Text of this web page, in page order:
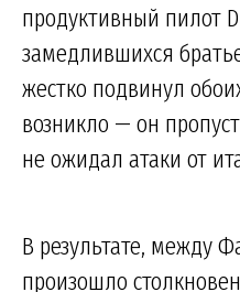
продуктивный пилот
замедлившихся
жестко подвинул
возникло — он
не ожидал атаки от
В результате, между
произошло